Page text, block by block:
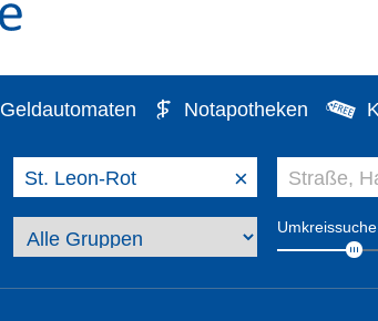
Geldautomaten Notapotheken
×